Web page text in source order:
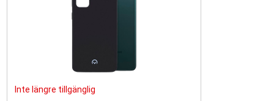
Inte längre tillgänglig